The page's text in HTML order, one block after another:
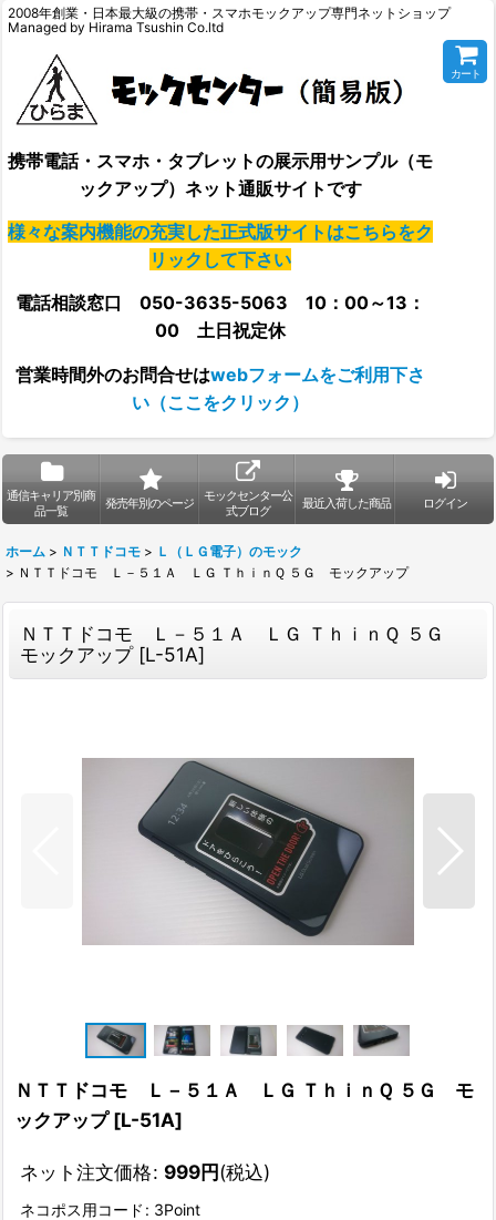
2008年創業・日本最大級の携帯・スマホモックアップ専門ネットショップ
Managed by Hirama Tsushin Co.ltd
携帯電話・スマホ・タブレットの展示用サンプル（モ
ックアップ）ネット通販サイトです
様々な案内機能の充実した正式版サイトはこちらをク
リックして下さい
電話相談窓口 050-3635-5063 10：00～13：
00 土日祝定休
営業時間外のお問合せはwebフォームをご利用下さ
い（ここをクリック）
カート
通信キャリア別商
品一覧
発売年別のページ
モックセンター公
式ブログ
最近入荷した商品 ログイン
ホーム > ＮＴＴドコモ > Ｌ（ＬＧ電子）のモック
> ＮＴＴドコモ Ｌ－５１Ａ ＬＧ ＴｈｉｎＱ ５Ｇ モックアップ
ＮＴＴドコモ Ｌ－５１Ａ ＬＧ ＴｈｉｎＱ ５Ｇ
モックアップ [L-51A]
ＮＴＴドコモ Ｌ－５１Ａ ＬＧ ＴｈｉｎＱ ５Ｇ モ
ックアップ [L-51A]
ネット注文価格: 999円(税込)
ネコポス用コード : 3Point